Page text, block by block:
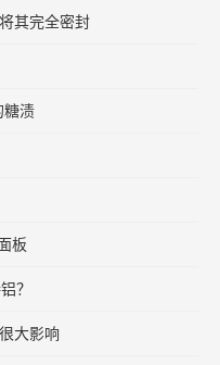
其完全密封
糖渍
板
？
大影响